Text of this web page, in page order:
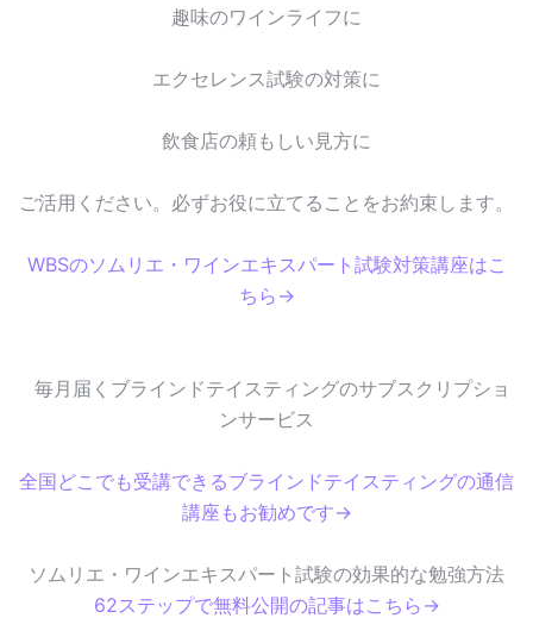
趣味のワインライフに
エクセレンス試験の対策に
飲食店の頼もしい見方に
ご活用ください。必ずお役に立てることをお約束します。
WBSのソムリエ・ワインエキスパート試験対策講座はこ
ちら→
毎月届くブラインドテイスティングのサブスクリプショ
ンサービス
全国どこでも受講できるブラインドテイスティングの通信
講座もお勧めです→
ソムリエ・ワインエキスパート試験の効果的な勉強方法
62ステップで無料公開の記事はこちら→